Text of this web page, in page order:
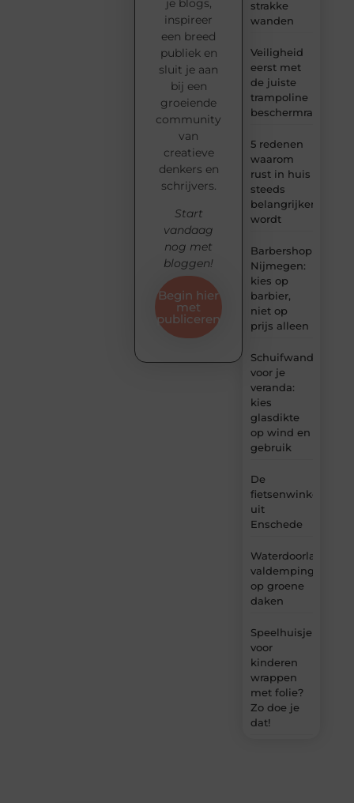
strakke
wanden
Veiligheid
eerst met
de juiste
trampoline
beschermrand
5 redenen
waarom
rust in huis
steeds
belangrijker
wordt
Barbershop
Nijmegen:
kies op
barbier,
niet op
prijs alleen
Schuifwand
voor je
veranda:
kies
glasdikte
op wind en
gebruik
De
fietsenwinkel
uit
Enschede
Waterdoorlatende
valdemping
op groene
daken
Speelhuisje
voor
kinderen
wrappen
met folie?
Zo doe je
dat!
je blogs,
inspireer
een breed
publiek en
sluit je aan
bij een
groeiende
community
van
creatieve
denkers en
schrijvers.
Start
vandaag
nog met
bloggen!
Begin hier
met
publiceren